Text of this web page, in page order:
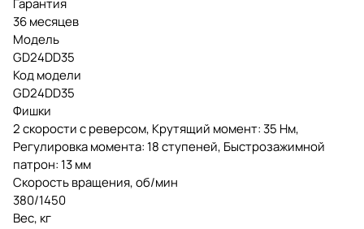
Гарантия
36 месяцев
Модель
GD24DD35
Код модели
GD24DD35
Фишки
2 скорости с реверсом, Крутящий момент: 35 Нм,
Регулировка момента: 18 ступеней, Быстрозажимной
патрон: 13 мм
Скорость вращения, об/мин
380/1450
Вес, кг